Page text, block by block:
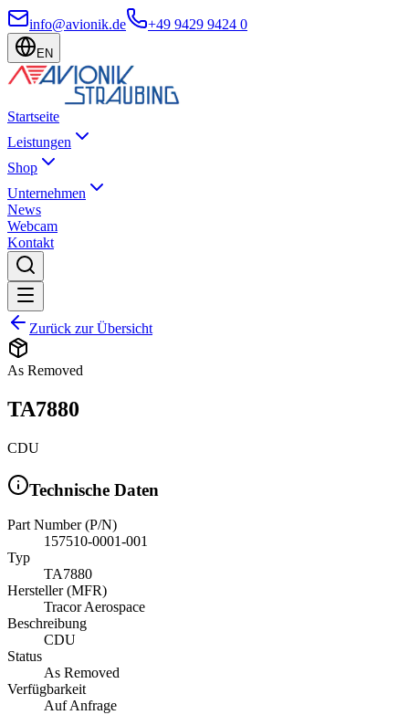
info@avionik.de +49 9429 9424 0
EN
Startseite
Leistungen
Shop
Unternehmen
News
Webcam
Kontakt
Zurück zur Übersicht
As Removed
TA7880
CDU
Technische Daten
Part Number (P/N)
157510-0001-001
Typ
TA7880
Hersteller (MFR)
Tracor Aerospace
Beschreibung
CDU
Status
As Removed
Verfügbarkeit
Auf Anfrage